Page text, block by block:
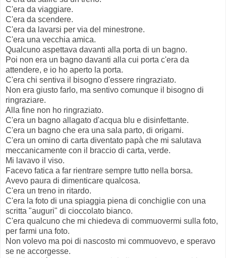
C'era da viaggiare.
C'era da scendere.
C'era da lavarsi per via del minestrone.
C'era una vecchia amica.
Qualcuno aspettava davanti alla porta di un bagno.
Poi non era un bagno davanti alla cui porta c'era da
attendere, e io ho aperto la porta.
C'era chi sentiva il bisogno d'essere ringraziato.
Non era giusto farlo, ma sentivo comunque il bisogno di
ringraziare.
Alla fine non ho ringraziato.
C'era un bagno allagato d'acqua blu e disinfettante.
C'era un bagno che era una sala parto, di origami.
C'era un omino di carta diventato papà che mi salutava
meccanicamente con il braccio di carta, verde.
Mi lavavo il viso.
Facevo fatica a far rientrare sempre tutto nella borsa.
Avevo paura di dimenticare qualcosa.
C'era un treno in ritardo.
C'era la foto di una spiaggia piena di conchiglie con una
scritta "auguri" di cioccolato bianco.
C'era qualcuno che mi chiedeva di commuovermi sulla foto,
per farmi una foto.
Non volevo ma poi di nascosto mi commuovevo, e speravo
se ne accorgesse.